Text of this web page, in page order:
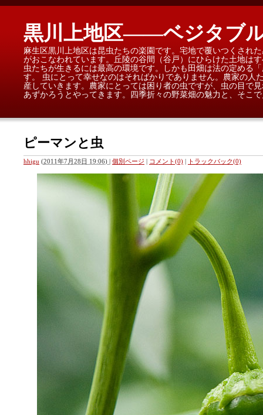
黒川上地区——ベジタブ
麻生区黒川上地区は昆虫たちの楽園です。宅地で覆いつくされ
がおこなわれています。丘陵の谷間（谷戸）にひらけた土地は
虫たちが生きるには最高の環境です。しかも田畑は法の定める
す。 虫にとって幸せなのはそればかりでありません。農家の人
産していきます。農家にとっては困り者の虫ですが、虫の目で
あずかろうとやってきます。四季折々の野菜畑の魅力と、そこ
ピーマンと虫
hhigu (2011年7月28日 19:06) | 個別ページ | コメント(0) | トラックバック(0)